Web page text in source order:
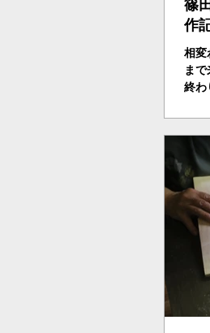
篠
作
相変
ま
終わ
この
の”